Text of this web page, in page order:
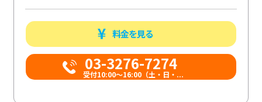
料金を見る
03-3276-7274
受付10:00〜16:00（土・日・...